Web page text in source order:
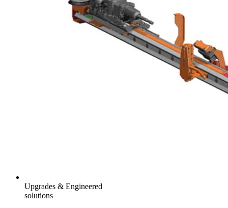
Upgrades & Engineered
solutions